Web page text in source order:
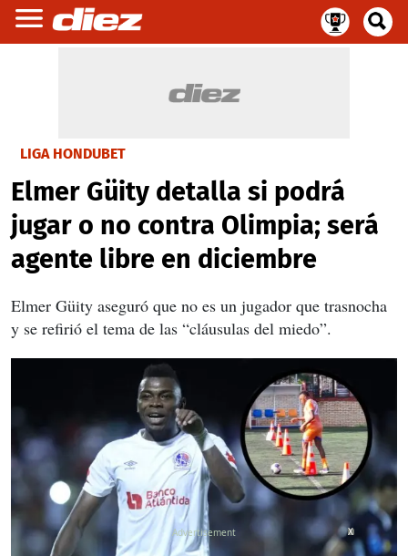
LIGA HONDUBET
Elmer Güity detalla si podrá
jugar o no contra Olimpia; será
agente libre en diciembre
Elmer Güity aseguró que no es un jugador que trasnocha
y se refirió el tema de las “cláusulas del miedo”.
X